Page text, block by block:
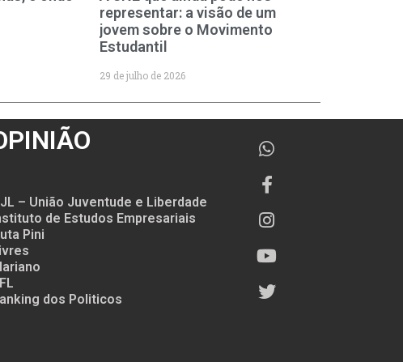
representar: a visão de um
jovem sobre o Movimento
Estudantil
29 de julho de 2026
– União Juventude e Liberdade
de Estudos Empresariais
Pini
dos Politicos